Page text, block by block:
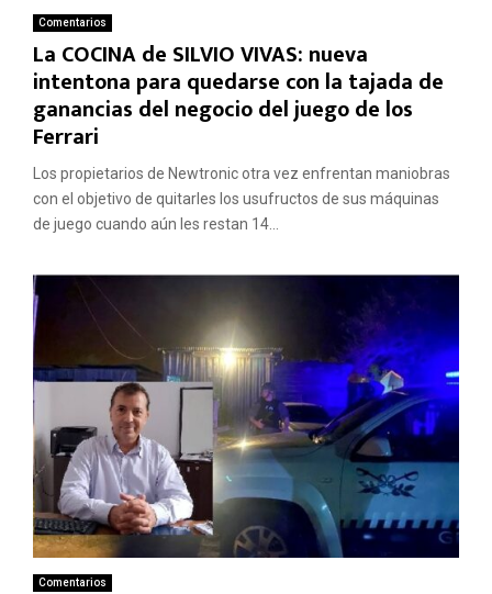
Comentarios
La COCINA de SILVIO VIVAS: nueva
intentona para quedarse con la tajada de
ganancias del negocio del juego de los
Ferrari
Los propietarios de Newtronic otra vez enfrentan maniobras
con el objetivo de quitarles los usufructos de sus máquinas
de juego cuando aún les restan 14...
Comentarios